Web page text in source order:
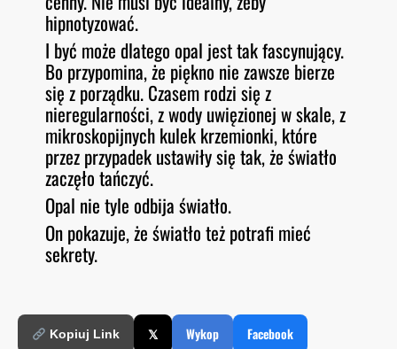
hipnotyzować.
I być może dlatego opal jest tak fascynujący.
Bo przypomina, że piękno nie zawsze bierze
się z porządku. Czasem rodzi się z
nieregularności, z wody uwięzionej w skale, z
mikroskopijnych kulek krzemionki, które
przez przypadek ustawiły się tak, że światło
zaczęło tańczyć.
Opal nie tyle odbija światło.
On pokazuje, że światło też potrafi mieć
sekrety.
Kopiuj Link 𝕏 Wykop Facebook